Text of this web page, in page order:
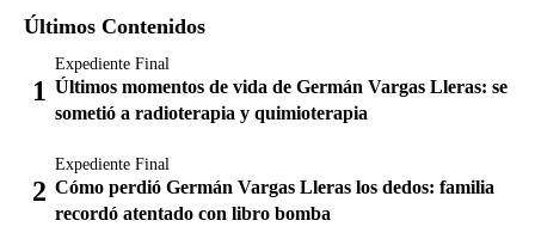
Últimos Contenidos
Expediente Final
Últimos momentos de vida de Germán Vargas Lleras: se
sometió a radioterapia y quimioterapia
Expediente Final
Cómo perdió Germán Vargas Lleras los dedos: familia
recordó atentado con libro bomba